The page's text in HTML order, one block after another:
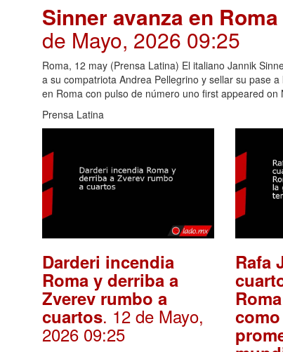
Sinner avanza en
de Mayo, 2026 09:25
Roma, 12 may (Prensa Latina) El italiano Jannik
a su compatriota Andrea Pellegrino y sellar su pase
en Roma con pulso de número uno first appeared on
Prensa Latina
Darderi incendia
Roma y derriba a
Zverev rumbo a
cuartos. 12 de Mayo,
2026 09:25
Rafa